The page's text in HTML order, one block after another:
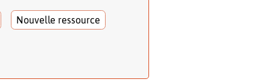
Nouvelle ressource